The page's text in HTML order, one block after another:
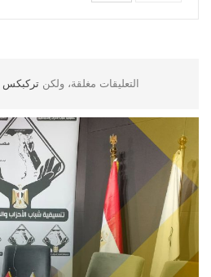
التعليقات مغلقة، ولكن تركبكس